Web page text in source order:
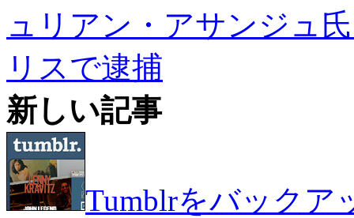
ュリアン・アサンジュ
リスで逮捕
新しい記事
Tumblrをバックア